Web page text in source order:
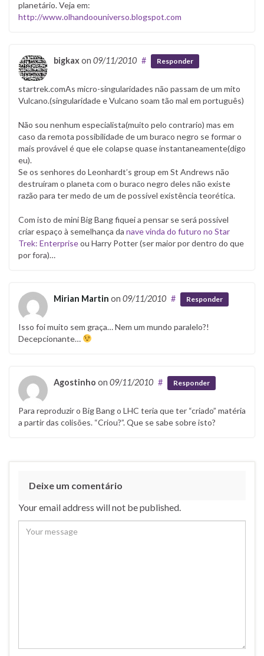
planetário. Veja em:
http://www.olhandoouniverso.blogspot.com
bigkaxon 09/11/2010 # Responder
startrek.comAs micro-singularidades não passam de um mito
Vulcano.(singularidade e Vulcano soam tão mal em português)
Não sou nenhum especialista(muito pelo contrario) mas em
caso da remota possibilidade de um buraco negro se formar o
mais provável é que ele colapse quase instantaneamente(digo
eu).
Se os senhores do Leonhardt’s group em St Andrews não
destruíram o planeta com o buraco negro deles não existe
razão para ter medo de um de possível existência teorética.
Com isto de mini Big Bang fiquei a pensar se será possível
criar espaço à semelhança da nave vinda do futuro no Star
Trek: Enterpriseou Harry Potter (ser maior por dentro do que
por fora)…
Mirian Martin on 09/11/2010 # Responder
Isso foi muito sem graça… Nem um mundo paralelo?!
Decepcionante…
Agostinho on 09/11/2010 # Responder
Para reproduzir o Big Bang o LHC teria que ter “criado” matéria
a partir das colisões. “Criou?”. Que se sabe sobre isto?
Deixe um comentário
Your email address will not be published.